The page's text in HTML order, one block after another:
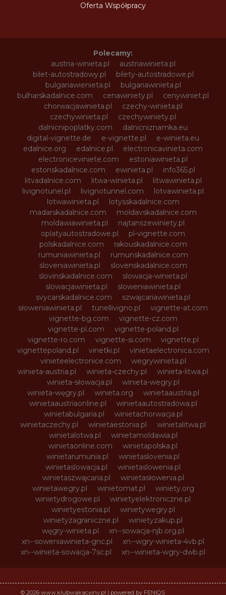
Oferta Współpracy
Polecamy:
austria-winieta.pl
austriawinieta.pl
bilet-autostradowy.pl
bilety-autostradowe.pl
bulgariawienieta.pl
bulgariawinieta.pl
bulharskadalnice.com
cenawiniety.pl
cenywiniet.pl
chorwacjawinieta.pl
czechy-winieta.pl
czechywinieta.pl
czechywiniety.pl
dalnicnipoplatky.com
dalnicniznamka.eu
digital-vignette.de
e-vignette.pl
e-winieta.eu
edalnice.org
edalnice.pl
electronicavinieta.com
electroniceviniete.com
estoniawinieta.pl
estonskadalnice.com
ewinieta.pl
info365.pl
litvadalnice.com
litwa-winieta.pl
litwawinieta.pl
livignotunel.pl
livignotunnel.com
lotvawinieta.pl
lotwawinieta.pl
lotysskadalnice.com
madarskadalnice.com
moldavskadalnice.com
moldawiawinieta.pl
najtanszewiniety.pl
oplatyautostradowe.pl
pl-vignette.com
polskadalnice.com
rakouskadalnice.com
rumuniawinieta.pl
rumunskadalnice.com
sloveniawinieta.pl
slovenskadalnice.com
slovinskadalnice.com
slowacja-winieta.pl
slowacjawinieta.pl
sloweniawinieta.pl
svycarskadalnice.com
szwajcariawinieta.pl
słoweniawinieta.pl
tunellivigno.pl
vignette-at.com
vignette-bg.com
vignette-cz.com
vignette-pl.com
vignette-poland.pl
vignette-ro.com
vignette-si.com
vignette.pl
vignettepoland.pl
vinetki.pl
vinietaelectronica.com
vinieteelectronice.com
wegrywinieta.pl
winieta-austria.pl
winieta-czechy.pl
winieta-litwa.pl
winieta-słowacja.pl
winieta-wegry.pl
winieta-węgry.pl
winieta.org
winietaaustria.pl
winietaaustriaonline.pl
winietaautostradowa.pl
winietabulgaria.pl
winietachorwacja.pl
winietaczechy.pl
winietaestonia.pl
winietalitwa.pl
winietalotwa.pl
winietamoldawia.pl
winietaonline.com
winietapolska.pl
winietarumunia.pl
winietaslovenia.pl
winietaslowacja.pl
winietaslowenia.pl
winietaszwajcaria.pl
winietasłowenia.pl
winietawegry.pl
winietomat.pl
winiety.org
winietydrogowe.pl
winietyelektroniczne.pl
winietyestonia.pl
winietywegry.pl
winietyzagraniczne.pl
winietyzakup.pl
węgry-winieta.pl
xn--sowacja-njb.org.pl
xn--soweniawinieta-gnc.pl
xn--wgry-winieta-4vb.pl
xn--winieta-sowacja-7sc.pl
xn--winieta-wgry-dwb.pl
© 2026 www.klubwakacyjny.pl | powered by FENIQS